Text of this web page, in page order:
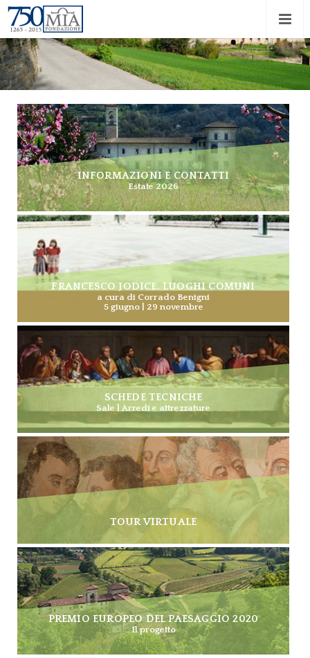
INFORMAZIONI E CONTATTI
Estate 2026
FRANCESCO JODICE. LUOGHI COMUNI
a cura di Corrado Benigni
5 giugno | 29 novembre
SCHEDE TECNICHE
Sale | Arredi e attrezzature
TOUR VIRTUALE
PREMIO EUROPEO DEL PAESAGGIO 2020
Il progetto